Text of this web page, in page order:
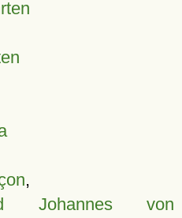
,
Johannes von